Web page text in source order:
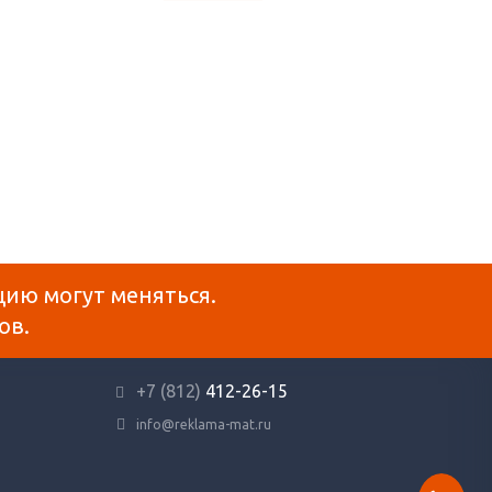
могут меняться.
+7 (812) 412-26-15
info@reklama-mat.ru